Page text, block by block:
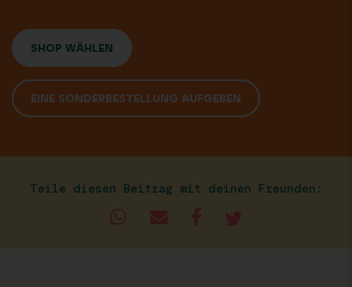
SHOP WÄHLEN
EINE SONDERBESTELLUNG AUFGEBEN
Teile diesen Beitrag mit deinen Freunden: